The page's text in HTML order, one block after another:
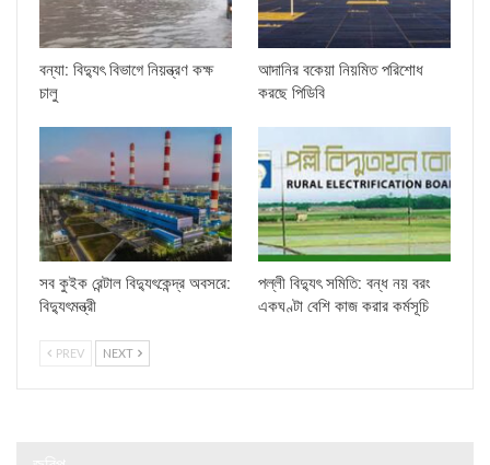
বন্যা: বিদ্যুৎ বিভাগে নিয়ন্ত্রণ কক্ষ
চালু
আদানির বকেয়া নিয়মিত পরিশোধ
করছে পিডিবি
সব কুইক রেন্টাল বিদ্যুৎকেন্দ্র অবসরে:
বিদ্যুৎমন্ত্রী
পল্লী বিদ্যুৎ সমিতি: বন্ধ নয় বরং
একঘণ্টা বেশি কাজ করার কর্মসূচি
PREV NEXT